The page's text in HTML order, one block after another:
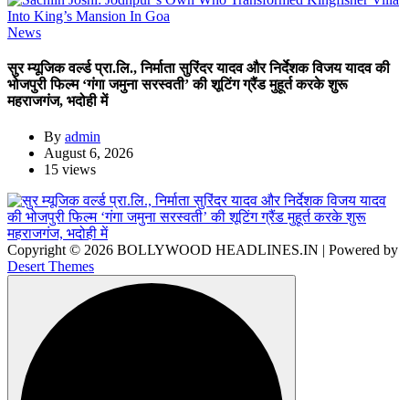
News
सुर म्यूजिक वर्ल्ड प्रा.लि., निर्माता सुरिंदर यादव और निर्देशक विजय यादव की
भोजपुरी फिल्म ‘गंगा जमुना सरस्वती’ की शूटिंग ग्रैंड मुहूर्त करके शुरू
महराजगंज, भदोही में
By admin
August 6, 2026
15 views
Copyright © 2026 BOLLYWOOD HEADLINES.IN | Powered by
Desert Themes